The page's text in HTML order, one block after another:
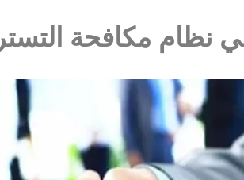
نظام مكافحة التستر